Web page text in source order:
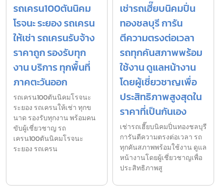
รถเครน100ตันนิคม
โรจนะ ระยอง รถเครน
ให้เช่า รถเครนรับจ้าง
ราคาถูก รองรับทุก
งาน บริการ ทุกพื้นที่
ภาคตะวันออก
รถเครน100ตันนิคมโรจนะ
ระยอง รถเครนให้เช่า ทุกข
นาด รองรับทุกงาน พร้อมคน
ขับผู้เชี่ยวชาญ รถ
เครน100ตันนิคมโรจนะ
ระยอง รถเครน
เช่ารถเฮี๊ยบนิคมปิ่น
ทองชลบุรี การัน
ตีความตรงต่อเวลา
รถทุกคันสภาพพร้อม
ใช้งาน ดูแลหน้างาน
โดยผู้เชี่ยวชาญเพื่อ
ประสิทธิภาพสูงสุดใน
ราคาที่เป็นกันเอง
เช่ารถเฮี๊ยบนิคมปิ่นทองชลบุรี
การันตีความตรงต่อเวลา รถ
ทุกคันสภาพพร้อมใช้งาน ดูแล
หน้างานโดยผู้เชี่ยวชาญเพื่อ
ประสิทธิภาพสู